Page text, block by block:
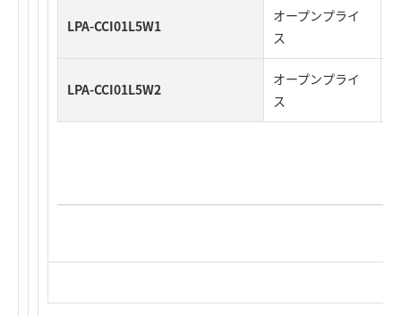
LPA-CCI01L5W1
オープンプライ
ス
LPA-CCI01L5W2
オープンプライ
ス